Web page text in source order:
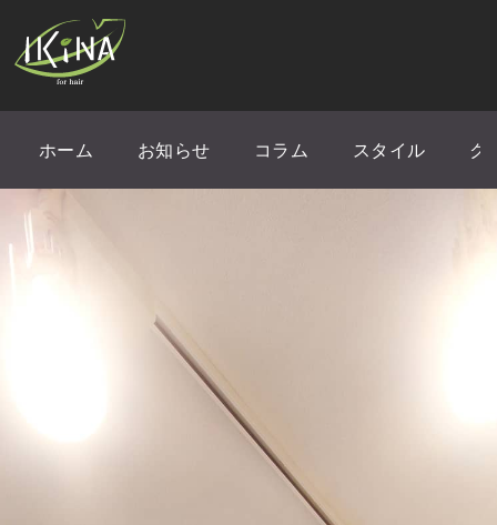
ホーム お知らせ コラム スタイル ク